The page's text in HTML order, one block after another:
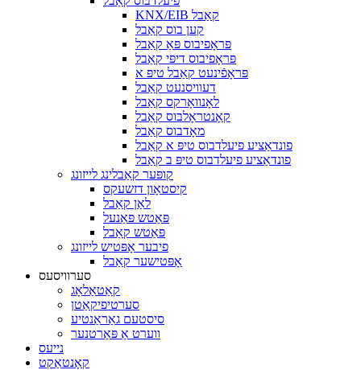
KNX/EIB קאַבל
קען בוס קאַבל
פּראָפיבוס פּאַ קאַבל
פּראָפיבוס דיפּי קאַבל
פּראָפֿינעט קאַבל טיפּ א
דעוויסנעט קאַבל
לאָנוואָרקס קאַבל
קאָנטראָלבוס קאַבל
מאָדבוס קאַבל
פונדאַציע פיעלדבוס טיפּ א קאַבל
פונדאַציע פיעלדבוס טיפּ ב קאַבל
קופּער קאַבלינג לייזונג
קיסטאָון דזשעקס
לאַן קאַבל
פּאַטש פּאַנעל
פּאַטש קאַבל
פיבער אָפּטיש לייזונג
אָפּטישער קאַבל
סערוויסעס
קאַטאַלאָג
סערטיפיקאַטן
סיסטעם גאַראַנטיע
ווערט אַ פּאַרטנער
נייעס
קאָנטאַקט